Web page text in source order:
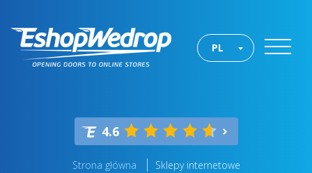
PL
4.6
Strona główna Sklepy internetowe